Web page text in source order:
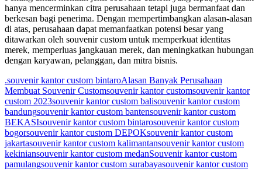
hanya mencerminkan citra perusahaan tetapi juga bermanfaat dan
berkesan bagi penerima. Dengan mempertimbangkan alasan-alasan
di atas, perusahaan dapat memanfaatkan potensi besar yang
ditawarkan oleh souvenir custom untuk memperkuat identitas
merek, memperluas jangkauan merek, dan meningkatkan hubungan
dengan karyawan, pelanggan, dan mitra bisnis.
.souvenir kantor custom bintaroAlasan Banyak Perusahaan
Membuat Souvenir Customsouvenir kantor customsouvenir kantor
custom 2023souvenir kantor custom balisouvenir kantor custom
bandungsouvenir kantor custom bantensouvenir kantor custom
BEKASIsouvenir kantor custom bintarosouvenir kantor custom
bogorsouvenir kantor custom DEPOKsouvenir kantor custom
jakartasouvenir kantor custom kalimantansouvenir kantor custom
kekiniansouvenir kantor custom medanSouvenir kantor custom
pamulangsouvenir kantor custom surabayasouvenir kantor custom